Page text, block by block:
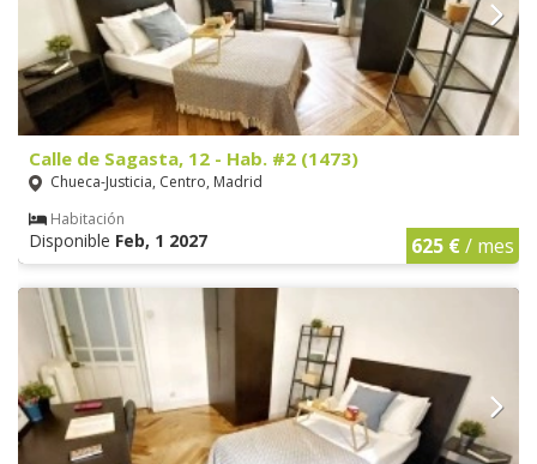
Calle de Sagasta, 12 - Hab. #2 (1473)
Chueca-Justicia, Centro, Madrid
Habitación
Disponible Feb, 1 2027 625 €/ mes